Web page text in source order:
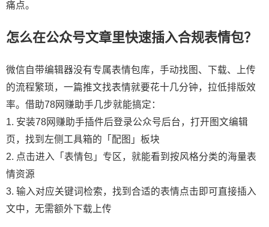
痛点。
怎么在公众号文章里快速插入合规表情包？
微信自带编辑器没有专属表情包库，手动找图、下载、上传
的流程繁琐，一篇推文找表情就要花十几分钟，拉低排版效
率。借助78网赚助手几步就能搞定：
1. 安装78网赚助手插件后登录公众号后台，打开图文编辑
页，找到左侧工具箱的「配图」板块
2. 点击进入「表情包」专区，就能看到按风格分类的海量表
情资源
3. 输入对应关键词检索，找到合适的表情点击即可直接插入
文中，无需额外下载上传